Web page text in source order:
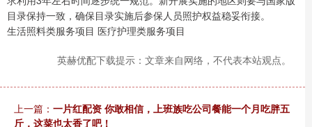
目录保持一致，确保目录实施后参保人员照护权益稳妥衔接。
生活照料类服务项目 医疗护理类服务项目
英赫优配下载提示：文章来自网络，不代表本站观点。
上一篇： 一片红配资 你敢相信，上班族吃公司餐能一个月吃胖五
斤，这菜也太香了吧！